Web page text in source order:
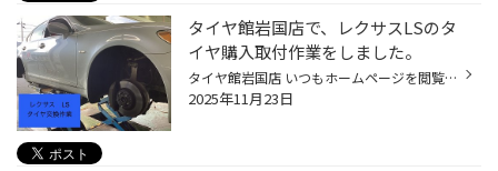
タイヤ館岩国店で、レクサスLSのタ
イヤ購入取付作業をしました。
タイヤ館岩国店 いつもホームページを閲覧頂き誠にありがとうございます！ 今回は レクサスLSのお客様からの依頼でタイヤ購入取付作業をさせていただきました。 取付したタイヤはレグノGRｰXⅢです。 撮り忘れておりましたので、装着した後の画像になります。申し訳ございません。 タイヤを新品に組み...
2025年11月23日